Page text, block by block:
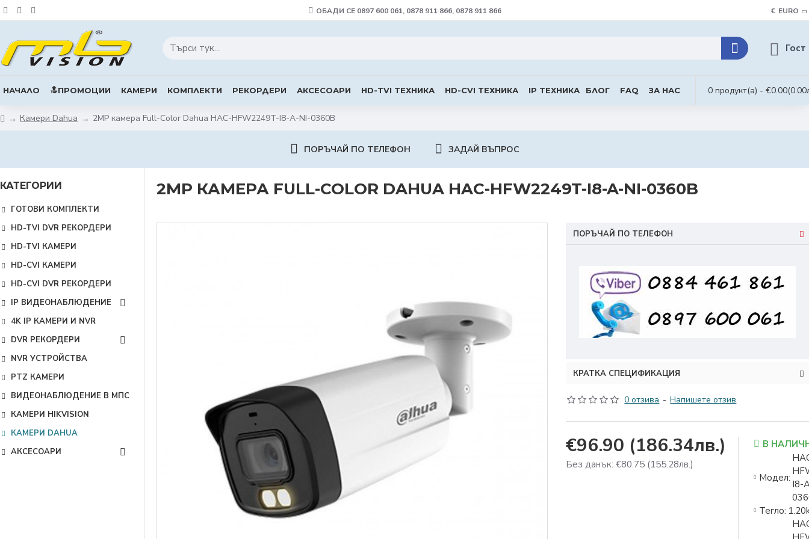
ОБАДИ СЕ 0897 600 061, 0878 911 866, 0878 911 866 € EURO
Гост
НАЧАЛО 🔝ПРОМОЦИИ КАМЕРИ КОМПЛЕКТИ РЕКОРДЕРИ АКСЕСОАРИ HD-TVI ТЕХНИКА HD-CVI ТЕХНИКА IP ТЕХНИКА БЛОГ FAQ ЗА НАС 0 продукт(а) - €0.00
Камери Dahua 2MP камера Full-Color Dahua HAC-HFW2249T-I8-A-NI-0360B
ПОРЪЧАЙ ПО ТЕЛЕФОН ЗАДАЙ ВЪПРОС
КАТЕГОРИИ
ГОТОВИ КОМПЛЕКТИ
HD-TVI DVR РЕКОРДЕРИ
HD-TVI КАМЕРИ
HD-CVI КАМЕРИ
HD-CVI DVR РЕКОРДЕРИ
IP ВИДЕОНАБЛЮДЕНИЕ
4K IP КАМЕРИ И NVR
DVR РЕКОРДЕРИ
NVR УСТРОЙСТВА
PTZ КАМЕРИ
ВИДЕОНАБЛЮДЕНИЕ В МПС
КАМЕРИ HIKVISION
КАМЕРИ DAHUA
АКСЕСОАРИ
2MP КАМЕРА FULL-COLOR DAHUA HAC-HFW2249T-I8-A-NI-0360B
ПОРЪЧАЙ ПО ТЕЛЕФОН
КРАТКА СПЕЦИФИКАЦИЯ
0 отзива - Напишете отзив
€96.90 (186.34лв.)
Без данък: €80.75 (155.28лв.)
В
Модел:
I8-
Тегло: